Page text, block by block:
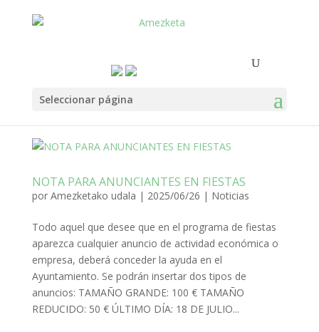
Seleccionar página
NOTA PARA ANUNCIANTES EN FIESTAS
por Amezketako udala | 2025/06/26 | Noticias
Todo aquel que desee que en el programa de fiestas
aparezca cualquier anuncio de actividad económica o
empresa, deberá conceder la ayuda en el
Ayuntamiento. Se podrán insertar dos tipos de
anuncios: TAMAÑO GRANDE: 100 € TAMAÑO
REDUCIDO: 50 € ÚLTIMO DÍA: 18 DE JULIO...